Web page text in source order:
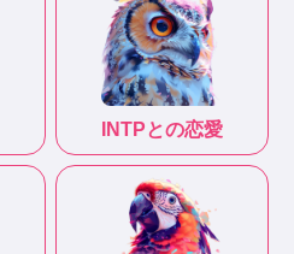
INTPとの恋愛